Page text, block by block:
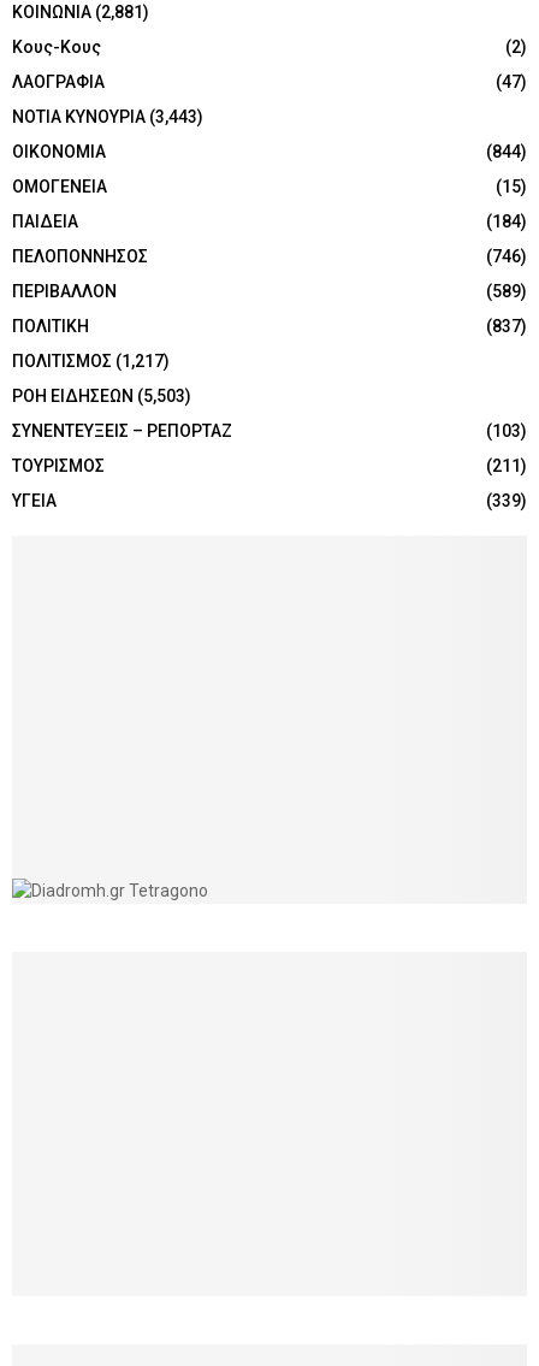
ΚΟΙΝΩΝΙΑ (2,881)
Κους-Κους
(2)
ΛΑΟΓΡΑΦΙΑ
(47)
ΝΟΤΙΑ ΚΥΝΟΥΡΙΑ (3,443)
ΟΙΚΟΝΟΜΙΑ
(844)
ΟΜΟΓΕΝΕΙΑ
(15)
ΠΑΙΔΕΙΑ
(184)
ΠΕΛΟΠΟΝΝΗΣΟΣ
(746)
ΠΕΡΙΒΑΛΛΟΝ
(589)
ΠΟΛΙΤΙΚΗ
(837)
ΠΟΛΙΤΙΣΜΟΣ (1,217)
ΡΟΗ ΕΙΔΗΣΕΩΝ (5,503)
ΣΥΝΕΝΤΕΥΞΕΙΣ – ΡΕΠΟΡΤΑΖ
(103)
ΤΟΥΡΙΣΜΟΣ
(211)
ΥΓΕΙΑ
(339)